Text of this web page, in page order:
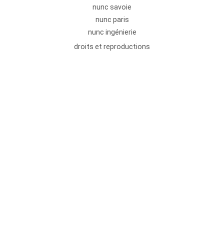
nunc savoie
nunc paris
nunc ingénierie
droits et reproductions